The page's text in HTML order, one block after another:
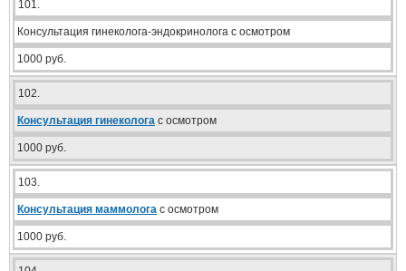
101.
Консультация гинеколога-эндокринолога с осмотром
1000 руб.
102.
Консультация гинеколога с осмотром
1000 руб.
103.
Консультация маммолога с осмотром
1000 руб.